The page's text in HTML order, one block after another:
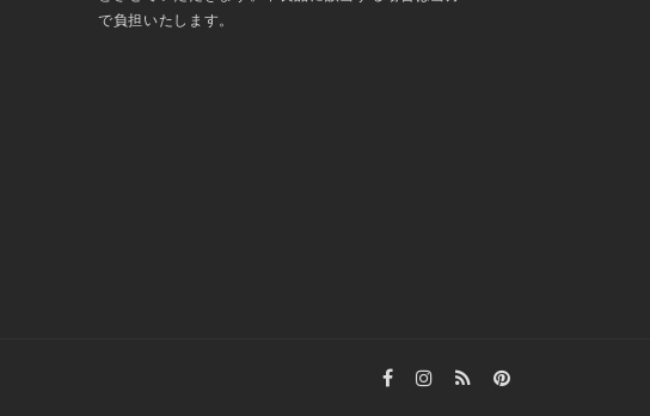
で負担いたします。